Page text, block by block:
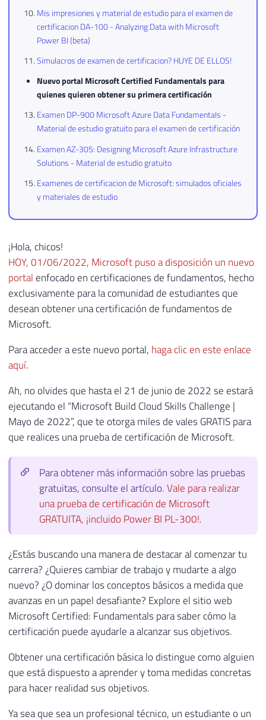
Mis impresiones y material de estudio para el examen de
certificacion DA-100 - Analyzing Data with Microsoft
Power BI (beta)
Simulacros de examen de certificacion? HUYE DE ELLOS!
Nuevo portal Microsoft Certified Fundamentals para
quienes quieren obtener su primera certificación
Examen DP-900 Microsoft Azure Data Fundamentals -
Material de estudio gratuito para el examen de certificación
Examen AZ-305: Designing Microsoft Azure Infrastructure
Solutions - Material de estudio gratuito
Examenes de certificacion de Microsoft: simulados oficiales
y materiales de estudio
¡Hola, chicos!
HOY, 01/06/2022, Microsoft puso a disposición un nuevo
portal enfocado en certificaciones de fundamentos, hecho
exclusivamente para la comunidad de estudiantes que
desean obtener una certificación de fundamentos de
Microsoft.
Para acceder a este nuevo portal, haga clic en este enlace
aquí.
Ah, no olvides que hasta el 21 de junio de 2022 se estará
ejecutando el “Microsoft Build Cloud Skills Challenge |
Mayo de 2022”, que te otorga miles de vales GRATIS para
que realices una prueba de certificación de Microsoft.
Para obtener más información sobre las pruebas
gratuitas, consulte el artículo.Vale para realizar
una prueba de certificación de Microsoft
GRATUITA, ¡incluido Power BI PL-300!.
¿Estás buscando una manera de destacar al comenzar tu
carrera? ¿Quieres cambiar de trabajo y mudarte a algo
nuevo? ¿O dominar los conceptos básicos a medida que
avanzas en un papel desafiante? Explore el sitio web
Microsoft Certified: Fundamentals para saber cómo la
certificación puede ayudarle a alcanzar sus objetivos.
Obtener una certificación básica lo distingue como alguien
que está dispuesto a aprender y toma medidas concretas
para hacer realidad sus objetivos.
Ya sea que sea un profesional técnico, un estudiante o un